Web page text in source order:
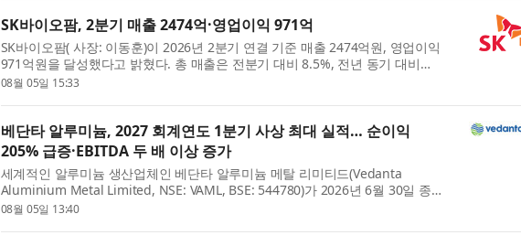
SK바이오팜, 2분기 매출 2474억·영업이익 971억
SK바이오팜( 사장: 이동훈)이 2026년 2분기 연결 기준 매출 2474억원, 영업이익
971억원을 달성했다고 밝혔다. 총 매출은 전분기 대비 8.5%, 전년 동기 대비
40.3% 증가했으며, 영업이익은 전분기 대비 8.1%, 전년 동기 대비 56.9% 성장해
08월 05일 15:33
베단타 알루미늄, 2027 회계연도 1분기 사상 최대 실적… 순이익
205% 급증·EBITDA 두 배 이상 증가
세계적인 알루미늄 생산업체인 베단타 알루미늄 메탈 리미티드(Vedanta
Aluminium Metal Limited, NSE: VAML, BSE: 544780)가 2026년 6월 30일 종료
분기의 사상 최대 재무 실적을 발표했다. 이번 실적은 인적분할 이후 독립 상장회
08월 05일 13:40